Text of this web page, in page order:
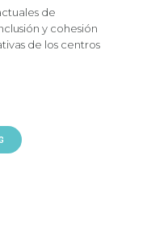
de
y cohesión
de los centros